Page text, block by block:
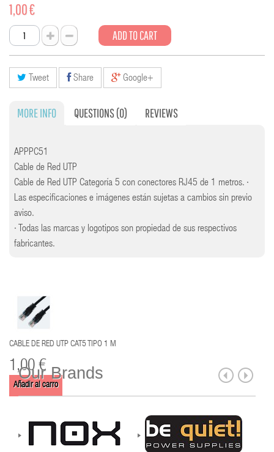
1,00 €
ADD TO CART
Tweet Share Google+
MORE INFO QUESTIONS(0) REVIEWS
APPPC51
Cable de Red UTP
Cable de Red UTP Categoría 5 con conectores RJ45 de 1 metros. ·
Las especificaciones e imágenes están sujetas a cambios sin previo
aviso.
· Todas las marcas y logotipos son propiedad de sus respectivos
fabricantes.
CABLE DE RED UTP CAT5 TIPO 1 M
1,00 €
Añadir al carro
Our Brands